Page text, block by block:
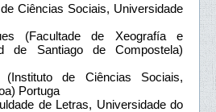
Ciências Sociais, Universidade
(Facultade de Xeografía e
de Santiago de Compostela)
de Ciências Sociais,
Portuga
de Letras, Universidade do